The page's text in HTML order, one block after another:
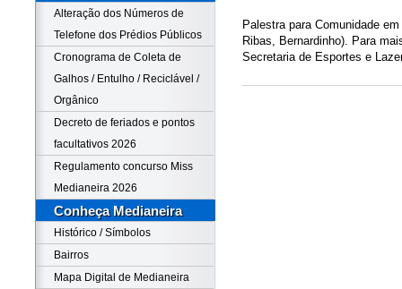
Alteração dos Números de
Telefone dos Prédios Públicos
Cronograma de Coleta de
Galhos / Entulho / Reciclável /
Orgânico
Decreto de feriados e pontos
facultativos 2026
Regulamento concurso Miss
Medianeira 2026
Conheça Medianeira
Histórico / Símbolos
Bairros
Mapa Digital de Medianeira
Palestra para Comunidade
Ribas, Bernardinho). Para
Secretaria de Esportes e